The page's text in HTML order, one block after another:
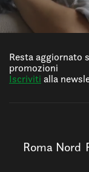
Resta aggiornato
promozioni
Iscriviti alla
Roma Nord